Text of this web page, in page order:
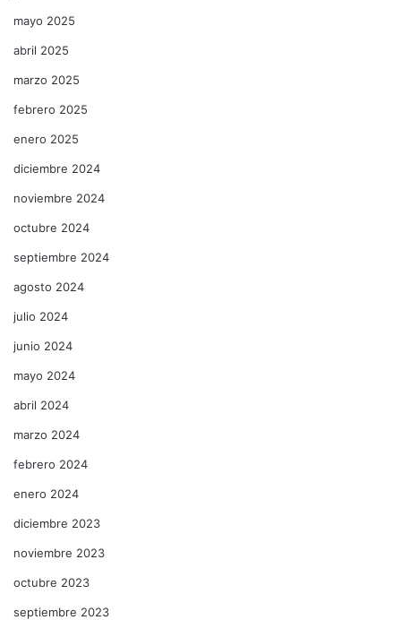
mayo 2025
abril 2025
marzo 2025
febrero 2025
enero 2025
diciembre 2024
noviembre 2024
octubre 2024
septiembre 2024
agosto 2024
julio 2024
junio 2024
mayo 2024
abril 2024
marzo 2024
febrero 2024
enero 2024
diciembre 2023
noviembre 2023
octubre 2023
septiembre 2023